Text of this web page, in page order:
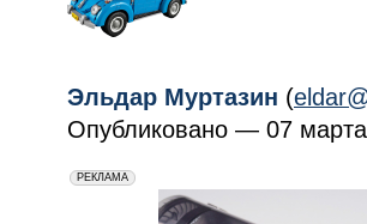
Эльдар Муртазин (
Опубликовано — 07 марта
erid: 2VfnxxmNzs5
РЕКЛАМА